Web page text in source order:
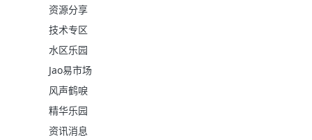
资源分享
技术专区
水区乐园
Jao易市场
风声鹤唳
精华乐园
资讯消息